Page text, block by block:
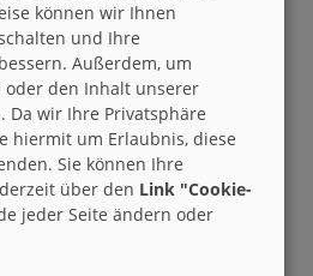
können wir Ihnen
und Ihre
Außerdem, um
oder den Inhalt unserer
Da wir Ihre Privatsphäre
hiermit um Erlaubnis, diese
Sie können Ihre
über den Link "Cookie-
jeder Seite ändern oder